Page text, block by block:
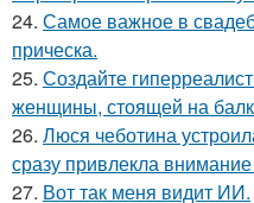
24. Самое важное в
прическа.
25. Создайте
женщины, стоящей на
26. Люся чеботина
сразу привлекла
27. Вот так меня видит ИИ.